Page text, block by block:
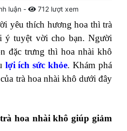
luận - 712 lượt xem
yêu thích hương hoa thì trà
ý tuyệt vời cho bạn. Người
đặc trưng thì hoa nhài khô
lợi ích sức khỏe. Khám phá
trà hoa nhài khô dưới đây
hoa nhài khô giúp giảm